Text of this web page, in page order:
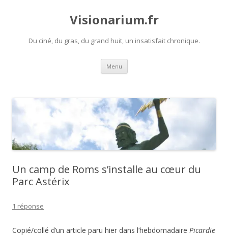
Visionarium.fr
Du ciné, du gras, du grand huit, un insatisfait chronique.
Menu Aller
contenu
Un camp de Roms s’installe au cœur du
Parc Astérix
1 réponse
Copié/collé d’un article paru hier dans l’hebdomadaire Picardie